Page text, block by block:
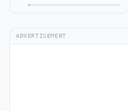
ADVERTISEMENT